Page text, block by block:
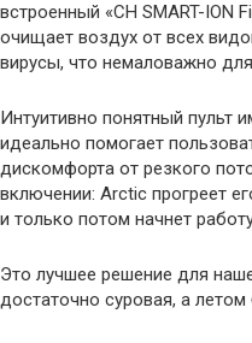
встроенный «CH SMART-ION
очищает воздух от всех
вирусы, что немаловажно
Интуитивно понятный пульт
идеально помогает
дискомфорта от резкого
включении: Arctic прогреет
и только потом начнет
Это лучшее решение для
достаточно суровая, а